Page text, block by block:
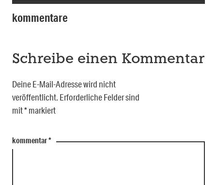
kommentare
Schreibe einen Kommentar
Deine E-Mail-Adresse wird nicht
veröffentlicht. Erforderliche Felder sind
mit*markiert
kommentar*